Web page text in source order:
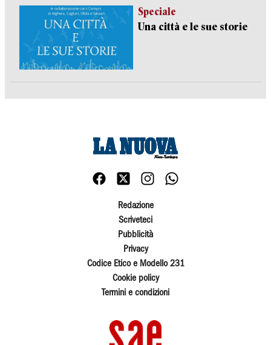
Speciale
Una città e le sue storie
Redazione
Scriveteci
Pubblicità
Privacy
Codice Etico e Modello 231
Cookie policy
Termini e condizioni